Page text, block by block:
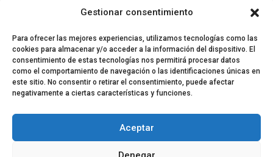
Gestionar consentimiento
Para ofrecer las mejores experiencias, utilizamos tecnologías como las
cookies para almacenar y/o acceder a la información del dispositivo. El
consentimiento de estas tecnologías nos permitirá procesar datos
como el comportamiento de navegación o las identificaciones únicas en
este sitio. No consentir o retirar el consentimiento, puede afectar
negativamente a ciertas características y funciones.
Aceptar
Equipo EPDLT Contacto